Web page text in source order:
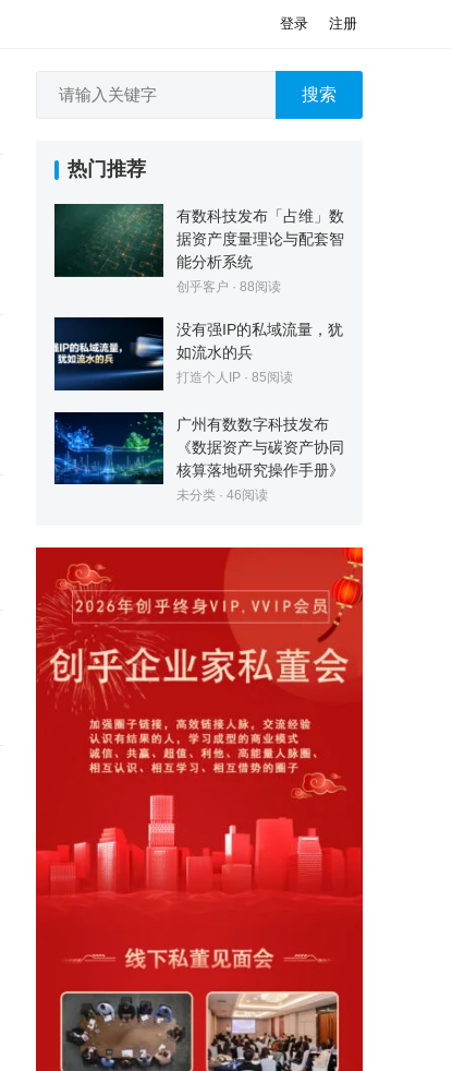
登录 注册
搜索
热门推荐
有数科技发布「占维」数
据资产度量理论与配套智
能分析系统
创乎客户 · 88阅读
没有强IP的私域流量，犹
如流水的兵
打造个人IP · 85阅读
广州有数数字科技发布
《数据资产与碳资产协同
核算落地研究操作手册》
未分类 · 46阅读